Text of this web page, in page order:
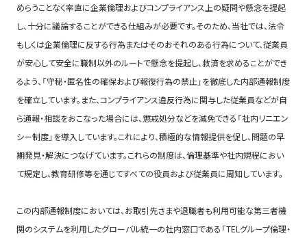
めらうことなく率直に企業倫理およびコンプライアンス上の疑問や懸念を提起
し、十分に議論することができる仕組みが必要です。そのため、当社では、法令
もしくは企業倫理に反する行為またはそのおそれのある行為について、従業員
が安心して安全に職制以外のルートで懸念を提起し、救済を求めることができ
るよう、「守秘・匿名性の確保および報復行為の禁止」を徹底した内部通報制度
を確立しています。また、コンプライアンス違反行為に関与した従業員などが自
ら通報・相談をおこなった場合には、懲戒処分などを減免できる「社内リニエン
シー制度」を導入しています。これにより、積極的な情報提供を促し、問題の早
期発見・解決につなげています。これらの制度は、倫理基準や社内規程におい
て規定し、教育研修等を通じてすべての役員および従業員に周知しています。
この内部通報制度においては、お取引先さまや退職者も利用可能な第三者機
関のシステムを利用したグローバル統一の社内窓口である「TELグループ倫理・